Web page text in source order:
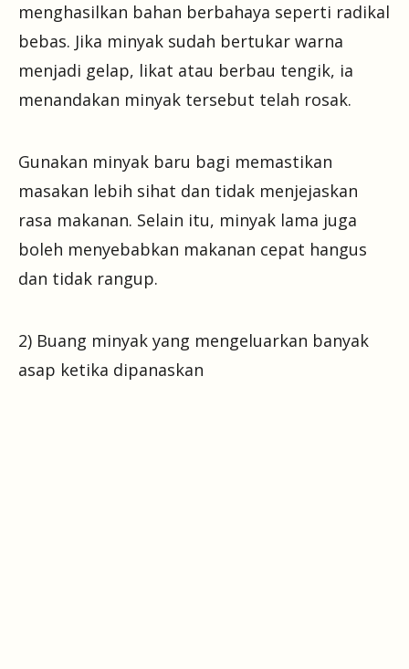
menghasilkan bahan berbahaya seperti radikal
bebas. Jika minyak sudah bertukar warna
menjadi gelap, likat atau berbau tengik, ia
menandakan minyak tersebut telah rosak.
Gunakan minyak baru bagi memastikan
masakan lebih sihat dan tidak menjejaskan
rasa makanan. Selain itu, minyak lama juga
boleh menyebabkan makanan cepat hangus
dan tidak rangup.
2) Buang minyak yang mengeluarkan banyak
asap ketika dipanaskan